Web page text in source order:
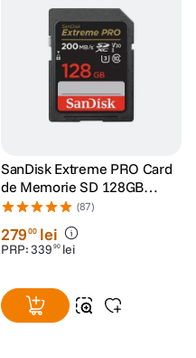
SanDisk Extreme PRO Card
de Memorie SD 128GB
SDXC UHS-I Class 10 U3 V30
+ 2 Ani RescuePRO Deluxe
(87)
27900 lei
PRP:339 90 lei